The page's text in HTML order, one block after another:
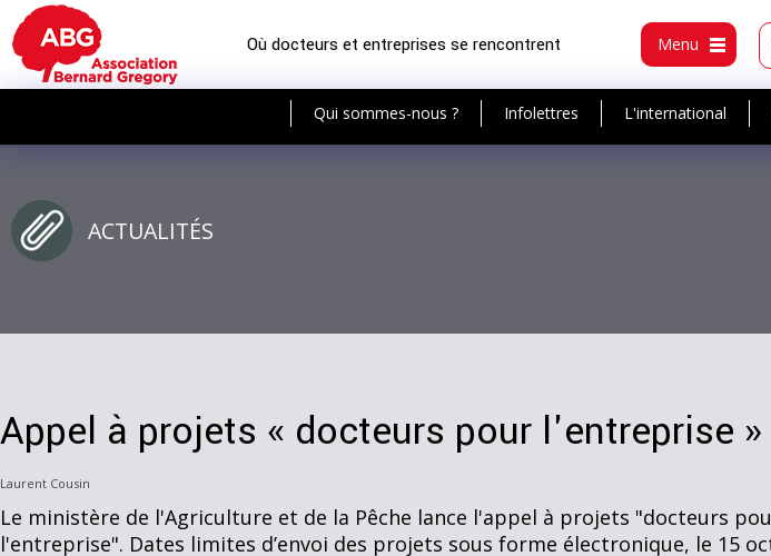
Où docteurs et entreprises se rencontrent Menu
Qui sommes-nous ? Infolettres L'international
ACTUALITÉS
Appel à projets « docteurs pour l'entreprise »
Laurent Cousin
Le ministère de l'Agriculture et de la Pêche lance l'appel à projets "docteurs
l'entreprise". Dates limites d’envoi des projets sous forme électronique, le 15